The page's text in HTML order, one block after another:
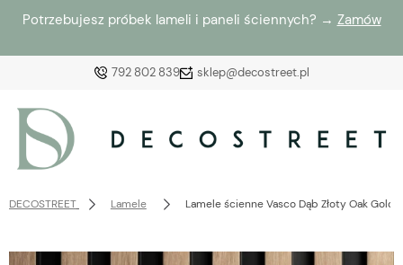
Potrzebujesz próbek lameli i paneli ściennych? → Zamów
792 802 839 sklep@decostreet.pl
DECOSTREET Lamele Lamele ścienne Vasco Dąb Złoty Oak Gold